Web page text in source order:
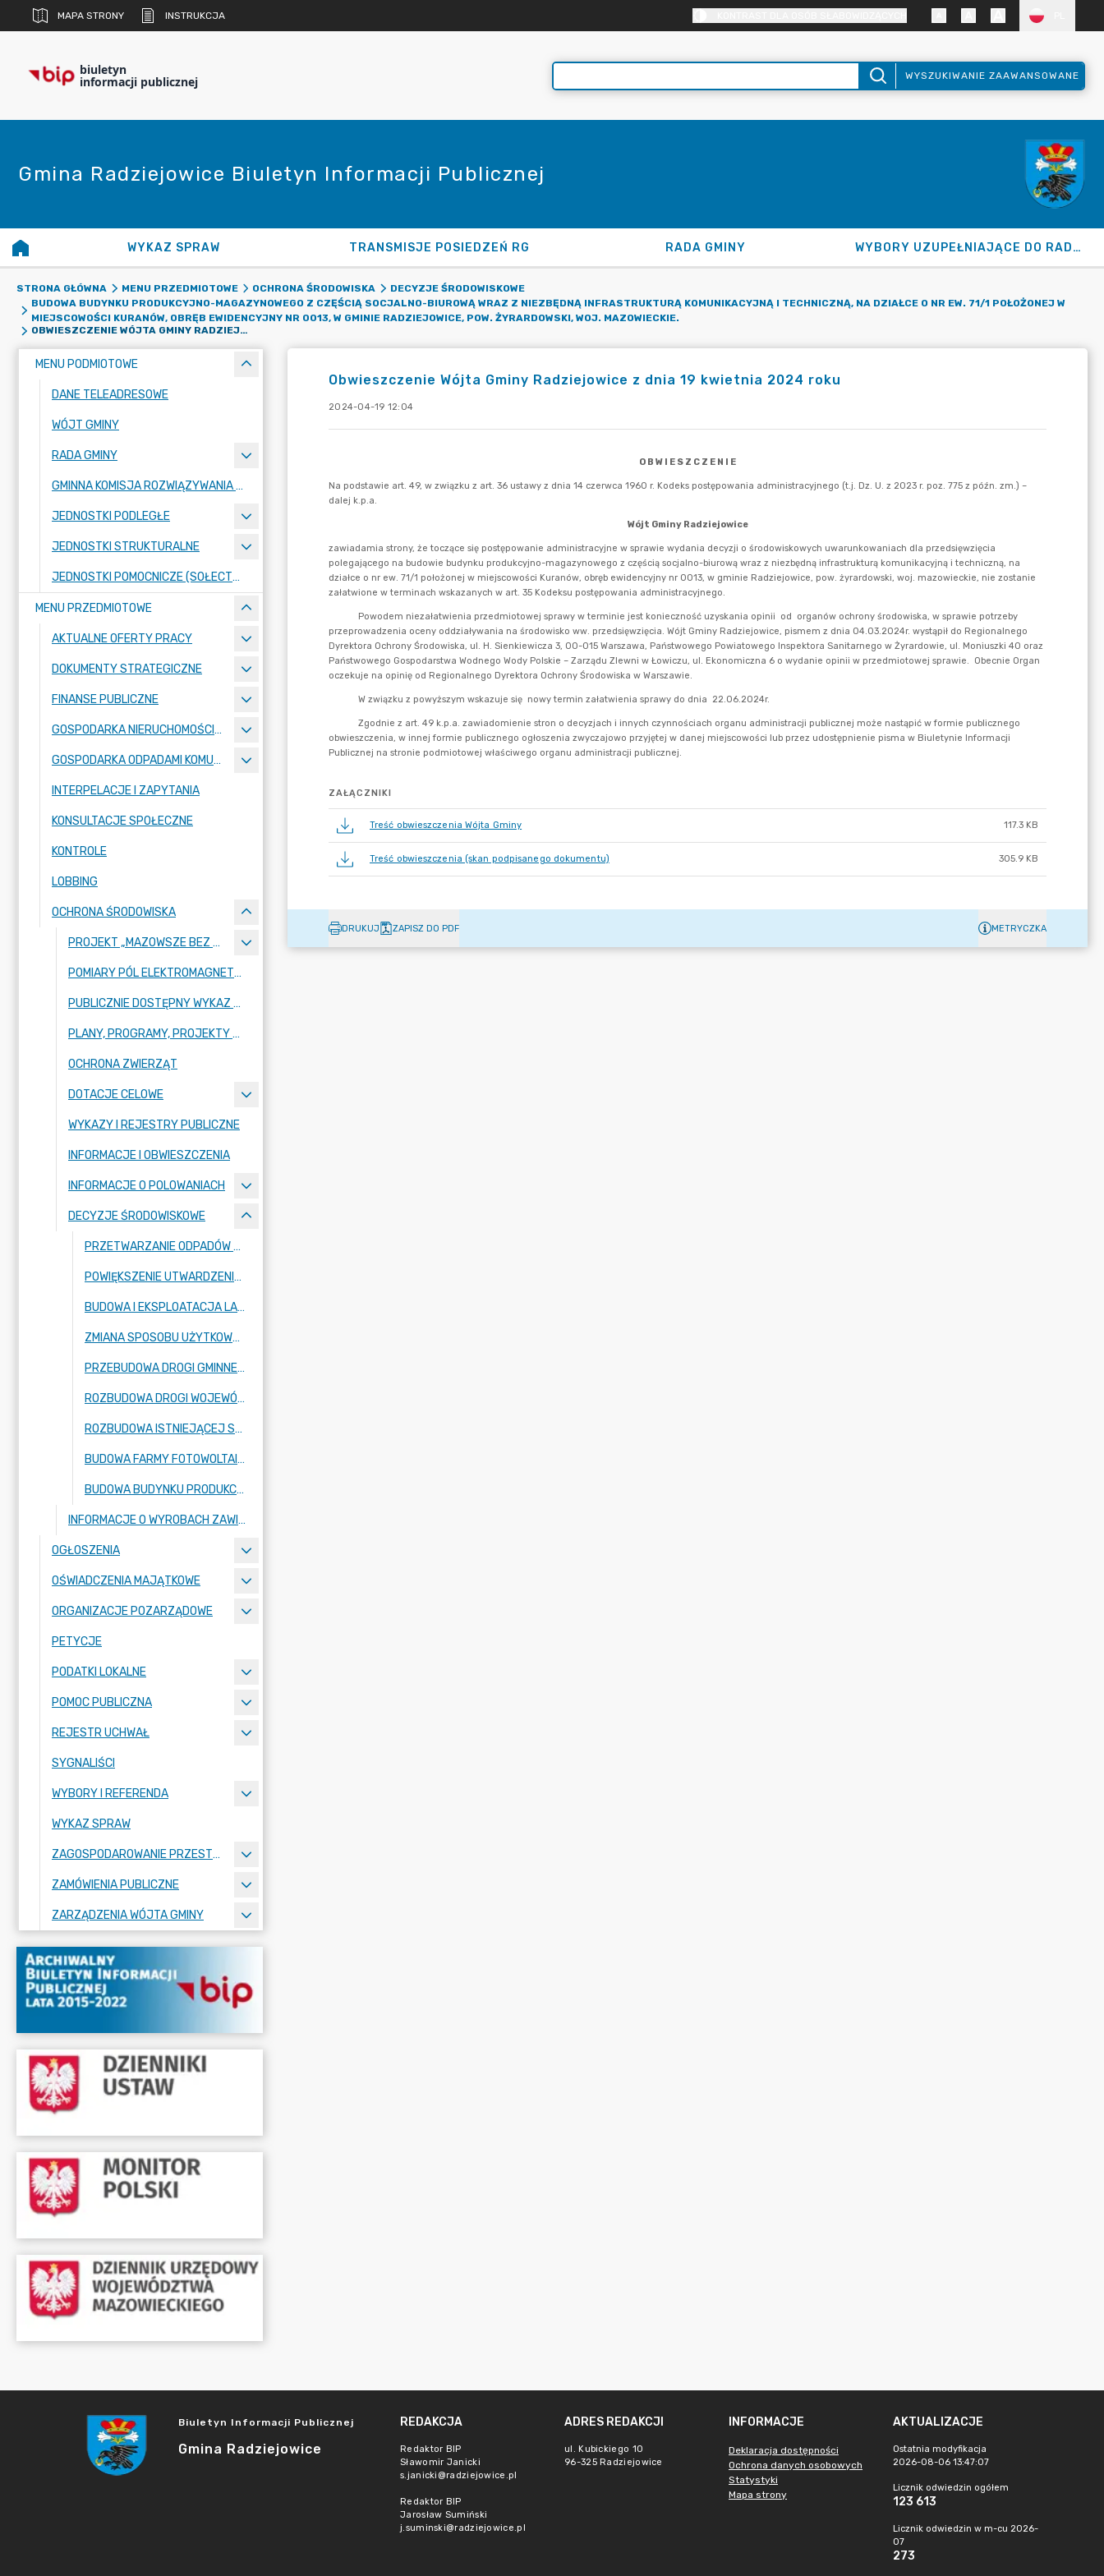
MAPA STRONY INSTRUKCJA
biuletyn
informacji publicznej WYSZUKIWANIE ZAAWANSOWANE
Gmina Radziejowice Biuletyn Informacji Publicznej
WYKAZ SPRAW TRANSMISJE POSIEDZEŃ RG RADA GMINY WYBORY UZUPEŁNIAJĄCE DO RADY GMINY 2026
STRONA GŁÓWNA MENU PRZEDMIOTOWE OCHRONA ŚRODOWISKA
DECYZJE ŚRODOWISKOWE
BUDOWA BUDYNKU PRODUKCYJNO-MAGAZYNOWEGO Z CZĘŚCIĄ SOCJALNO-BIUROWĄ WRAZ Z NIEZBĘDNĄ INFRASTRUKTURĄ KOMUNIKACYJNĄ I TECHNICZNĄ, NA DZIAŁCE O NR EW. 71/1 POŁOŻONEJ W
MIEJSCOWOŚCI KURANÓW, OBRĘB EWIDENCYJNY NR 0013, W GMINIE RADZIEJOWICE, POW. ŻYRARDOWSKI, WOJ. MAZOWIECKIE.
OBWIESZCZENIE WÓJTA GMINY RADZIEJOWICE Z DNIA 19 KWIETNIA 2024 ROKU
MENU PODMIOTOWE
DANE TELEADRESOWE
WÓJT GMINY
RADA GMINY
GMINNA KOMISJA ROZWIĄZYWANIA PROBLEMÓW ALKOHOLOWYCH
JEDNOSTKI PODLEGŁE
JEDNOSTKI STRUKTURALNE
JEDNOSTKI POMOCNICZE (SOŁECTWA)
MENU PRZEDMIOTOWE
AKTUALNE OFERTY PRACY
DOKUMENTY STRATEGICZNE
FINANSE PUBLICZNE
GOSPODARKA NIERUCHOMOŚCIAMI
GOSPODARKA ODPADAMI KOMUNALNYMI
INTERPELACJE I ZAPYTANIA
KONSULTACJE SPOŁECZNE
KONTROLE
LOBBING
OCHRONA ŚRODOWISKA
PROJEKT „MAZOWSZE BEZ SMOGU
POMIARY PÓL ELEKTROMAGNETYCZNYCH
PUBLICZNIE DOSTĘPNY WYKAZ DANYCH O ŚRODOWISKU
PLANY, PROGRAMY, PROJEKTY Z ZAKRESU OCHRONY ŚRODOWISKA
OCHRONA ZWIERZĄT
DOTACJE CELOWE
WYKAZY I REJESTRY PUBLICZNE
INFORMACJE I OBWIESZCZENIA
INFORMACJE O POLOWANIACH
DECYZJE ŚRODOWISKOWE
PRZETWARZANIE ODPADÓW SZTUCZNYCH W OBRĘBIE DZIAŁKI EWID. NR 236/1 OBRĘB RADZIEJOWICE, GMINA RADZIEJOWICE, POWIAT ŻYRARDOWSKI, WOJEWÓDZTWO MAZOWIECKIE
POWIĘKSZENIE UTWARDZENIA DZIAŁEK GRUNTU NR EWID. 24, 25 I 26/8 OBRĘB 0009 KRZE W MIEJSCOWOŚCI KRZE DUŻE, GMINA RADZIEJOWICE
BUDOWA I EKSPLOATACJA LAKIERNI PROSZKOWEJ W RADZIEJOWICACH PRZY UL. PRZEMYSŁOWEJ 2.
ZMIANA SPOSOBU UŻYTKOWANA BUDYNKU GOSPODARCZEGO NA BUDYNEK DO CHOWU DROBIU (ODCHOWALNIĘ) ORAZ BUDOWĘ DWÓCH KURNIKÓW WRAZ Z NIEZBĘDNA INFRASTRUKTURĄ TECHNICZNĄ W MIEJSCOWOŚCI CHROBOTY 1C, NA TERENIE DZIAŁEK NR 229 I 230 (OBRĘB CHROBOTY).
PRZEBUDOWA DROGI GMINNEJ W MIEJSCOWOŚCIACH RADZIEJOWICE-PARCEL ORAZ ZBOISKA W GMINIE RADZIEJOWICE.
ROZBUDOWA DROGI WOJEWÓDZKIEJ NR 579 W ZAKRESIE BUDOWY DROGI DLA PIESZYCH I ROWERÓW, W OBRĘBIE EWIDENCYJNYM NR 0019 RADZIEJOWICE, NR 0001 ADAMÓW-PARCEL, NR 0004 BUDY JÓZEFOWSKIE, NR 0002 ADAMÓW-WIEŚ, NR 0011 KUKLÓWKA RADZIEJOWICKA, W GMINIE RADZIEJOWICE, POW. ŻYRARDOWSKI, WOJ. MAZOWIECKIE
ROZBUDOWA ISTNIEJĄCEJ STACJI PALIW NA DZIAŁKACH NR 163/27 I 163/29, OBRĘB KRZE, GMINA RADZIEJOWICE
BUDOWA FARMY FOTOWOLTAICZNEJ PV SŁABOMIERZ I O MOCY DO 3 MW WŁĄCZNIE (Z MOŻLIWOŚCIĄ REALIZACJI W ETAPACH) REALIZOWANEJ NA DZIAŁCE O NR 310/1 OBRĘB 0011 SŁABOMIERZ, GMINA RADZIEJOWICE, POWIAT ŻYRARDOWSKI WRAZ Z NIEZBĘDNĄ INFRASTRUKTURĄ TECHNICZNĄ W TYM Z MAGAZYNAMI ENERGII
BUDOWA BUDYNKU PRODUKCYJNO-MAGAZYNOWEGO Z CZĘŚCIĄ SOCJALNO-BIUROWĄ WRAZ Z NIEZBĘDNĄ INFRASTRUKTURĄ KOMUNIKACYJNĄ I TECHNICZNĄ, NA DZIAŁCE O NR EW. 71/1 POŁOŻONEJ W MIEJSCOWOŚCI KURANÓW, OBRĘB EWIDENCYJNY NR 0013, W GMINIE RADZIEJOWICE, POW. ŻYRARDOWSKI, WOJ. MAZOWIECKIE.
INFORMACJE O WYROBACH ZAWIERAJĄCYCH AZBEST
OGŁOSZENIA
OŚWIADCZENIA MAJĄTKOWE
ORGANIZACJE POZARZĄDOWE
PETYCJE
PODATKI LOKALNE
POMOC PUBLICZNA
REJESTR UCHWAŁ
SYGNALIŚCI
WYBORY I REFERENDA
WYKAZ SPRAW
ZAGOSPODAROWANIE PRZESTRZENNE
ZAMÓWIENIA PUBLICZNE
ZARZĄDZENIA WÓJTA GMINY
Obwieszczenie Wójta Gminy Radziejowice z dnia 19 kwietnia 2024 roku
2024-04-19 12:04
ZAŁĄCZNIKI
Treść obwieszczenia Wójta Gminy 117.3 KB
Treść obwieszczenia (skan podpisanego dokumentu) 305.9 KB
DRUKUJ ZAPISZ DO PDF METRYCZKA
Biuletyn Informacji Publicznej
Gmina Radziejowice
REDAKCJA
Redaktor BIP
Sławomir Janicki
s.janicki@radziejowice.pl
Redaktor BIP
Jarosław Sumiński
j.suminski@radziejowice.pl
ADRES REDAKCJI
ul. Kubickiego 10
96-325 Radziejowice
INFORMACJE
Deklaracja dostępności
Ochrona danych osobowych
Statystyki
Mapa strony
AKTUALIZACJE
Ostatnia modyfikacja
2026-08-06 13:47:07
Licznik odwiedzin ogółem
123 613
Licznik odwiedzin w m-cu 2026-
07
273